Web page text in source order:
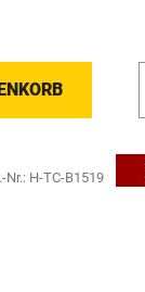
Nr.: H-TC-B1519